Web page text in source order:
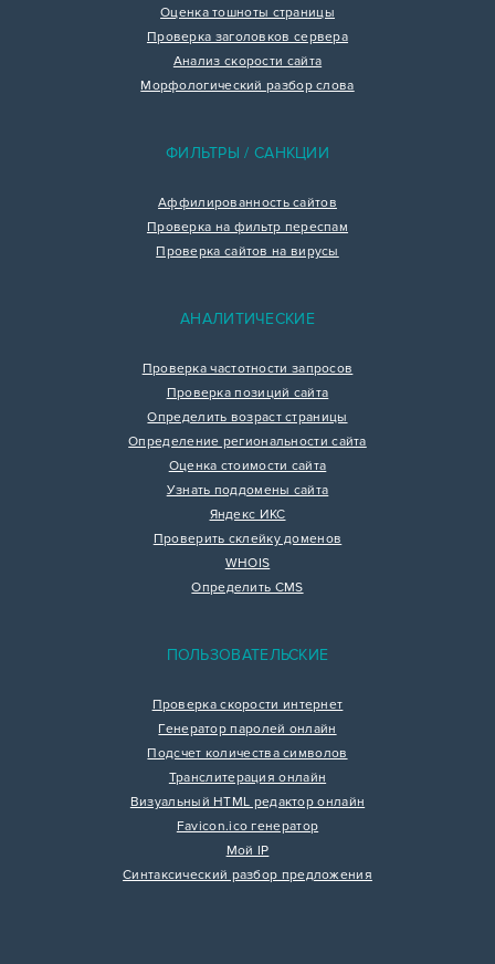
Оценка тошноты страницы
Проверка заголовков сервера
Анализ скорости сайта
Морфологический разбор слова
ФИЛЬТРЫ / САНКЦИИ
Аффилированность сайтов
Проверка на фильтр переспам
Проверка сайтов на вирусы
АНАЛИТИЧЕСКИЕ
Проверка частотности запросов
Проверка позиций сайта
Определить возраст страницы
Определение региональности сайта
Оценка стоимости сайта
Узнать поддомены сайта
Яндекс ИКС
Проверить склейку доменов
WHOIS
Определить CMS
ПОЛЬЗОВАТЕЛЬСКИЕ
Проверка скорости интернет
Генератор паролей онлайн
Подсчет количества символов
Транслитерация онлайн
Визуальный HTML редактор онлайн
Favicon.ico генератор
Мой IP
Синтаксический разбор предложения